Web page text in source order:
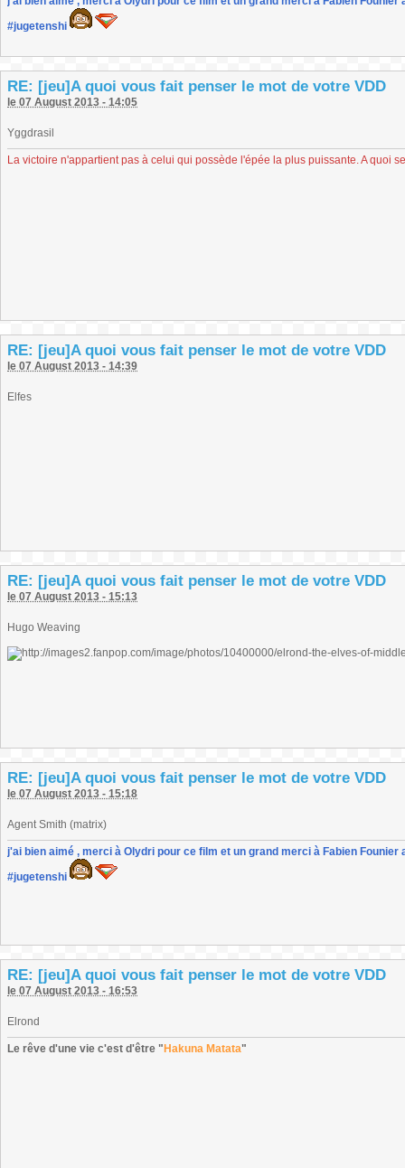
#jugetenshi
RE: [jeu]A quoi vous fait penser le mot de votre VDD
le 07 August 2013 - 14:05
Yggdrasil
La victoire n'appartient pas à celui qui possède l'épée la plus puissante. A quoi
RE: [jeu]A quoi vous fait penser le mot de votre VDD
le 07 August 2013 - 14:39
Elfes
RE: [jeu]A quoi vous fait penser le mot de votre VDD
le 07 August 2013 - 15:13
Hugo Weaving
RE: [jeu]A quoi vous fait penser le mot de votre VDD
le 07 August 2013 - 15:18
Agent Smith (matrix)
j'ai bien aimé , merci à Olydri pour ce film et un grand merci à Fabien
#jugetenshi
RE: [jeu]A quoi vous fait penser le mot de votre VDD
le 07 August 2013 - 16:53
Elrond
Le rêve d'une vie c'est d'être " Hakuna Matata"